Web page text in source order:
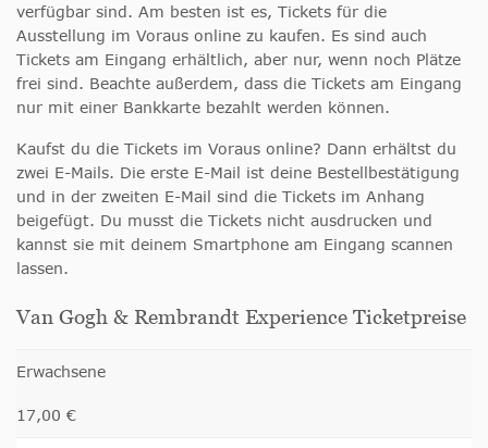
verfügbar sind. Am besten ist es, Tickets für die
Ausstellung im Voraus online zu kaufen. Es sind auch
Tickets am Eingang erhältlich, aber nur, wenn noch Plätze
frei sind. Beachte außerdem, dass die Tickets am Eingang
nur mit einer Bankkarte bezahlt werden können.
Kaufst du die Tickets im Voraus online? Dann erhältst du
zwei E-Mails. Die erste E-Mail ist deine Bestellbestätigung
und in der zweiten E-Mail sind die Tickets im Anhang
beigefügt. Du musst die Tickets nicht ausdrucken und
kannst sie mit deinem Smartphone am Eingang scannen
lassen.
Van Gogh & Rembrandt Experience Ticketpreise
Erwachsene
17,00 €